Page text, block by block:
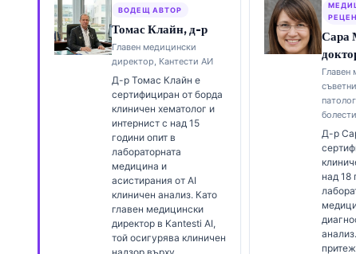
ВОДЕЩ АВТОР
Томас Клайн, д-р
Главен медицински
директор, Кантести АИ
Д-р Томас Клайн е
сертифициран от борда
клиничен хематолог и
интернист с над 15
години опит в
лабораторната
медицина и
асистирания от AI
клиничен анализ. Като
главен медицински
директор в Kantesti AI,
той осигурява клиничен
Сара
Главен
болести
Д-р
над 18